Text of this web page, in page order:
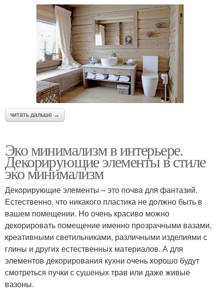
читать дальше →
Эко минимализм в интерьере.
Декорирующие элементы в стиле
эко минимализм
Декорирующие элементы – это почва для фантазий.
Естественно, что никакого пластика не должно быть в
вашем помещении. Но очень красиво можно
декорировать помещение именно прозрачными вазами,
креативными светильниками, различными изделиями с
глины и других естественных материалов. А для
элементов декорирования кухни очень хорошо будут
смотреться пучки с сушеных трав или даже живые
вазоны.